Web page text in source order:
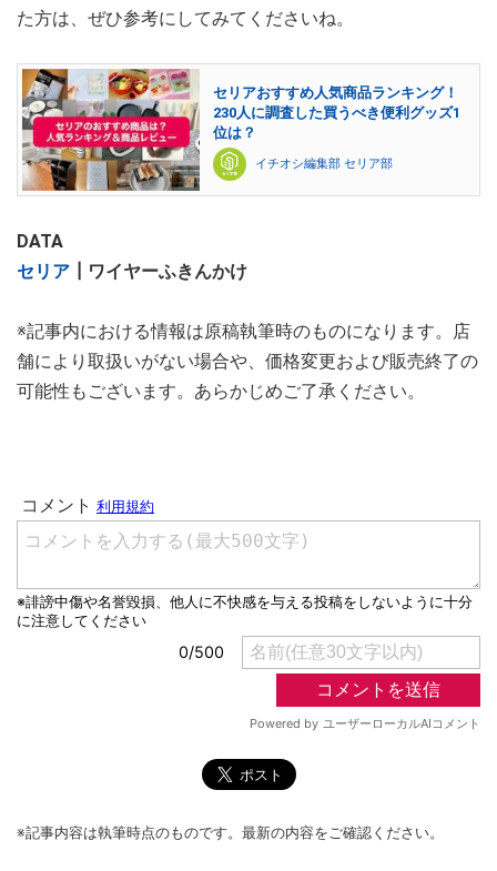
た方は、ぜひ参考にしてみてくださいね。
セリアおすすめ人気商品ランキング！
230人に調査した買うべき便利グッズ1
位は？
イチオシ編集部 セリア部
DATA
セリア ┃ワイヤーふきんかけ
※記事内における情報は原稿執筆時のものになります。店
舗により取扱いがない場合や、価格変更および販売終了の
可能性もございます。あらかじめご了承ください。
※記事内容は執筆時点のものです。最新の内容をご確認ください。